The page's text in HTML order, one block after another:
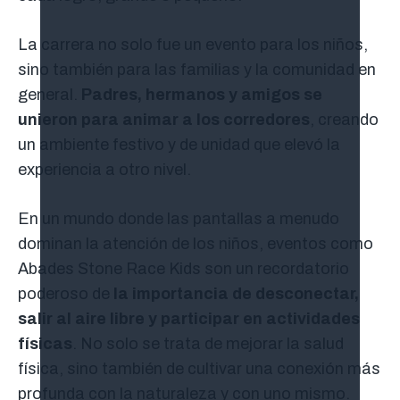
La carrera no solo fue un evento para los niños,
sino también para las familias y la comunidad en
general.
unieron para animar a los corredores
, creando
un ambiente festivo y de unidad que elevó la
experiencia a otro nivel.
En un mundo donde las pantallas a menudo
dominan la atención de los niños, eventos como
Abades Stone Race Kids son un recordatorio
poderoso de
salir al aire libre y participar en actividades
físicas
física, sino también de cultivar una conexión más
profunda con la naturaleza y con uno mismo.